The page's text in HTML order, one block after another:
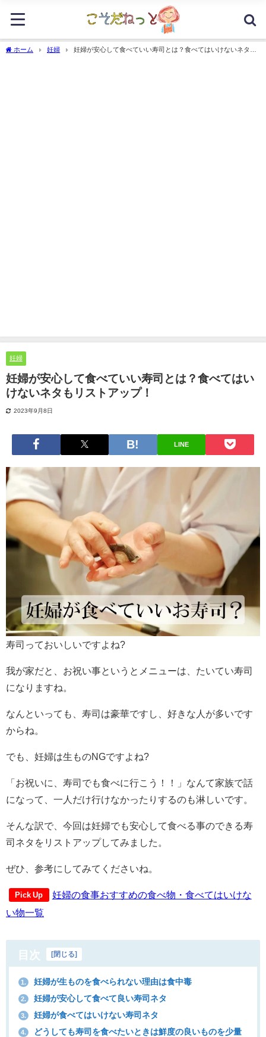
ホーム 妊婦
妊婦が安心して食べていい寿司とは？食べてはいけないネタも
妊婦
妊婦が安心して食べていい寿司とは？食べてはい
けないネタもリストアップ！
2023年9月8日
LINE
寿司っておいしいですよね?
我が家だと、お祝い事というとメニューは、たいてい寿司
になりますね。
なんといっても、寿司は豪華ですし、好きな人が多いです
からね。
でも、妊婦は生ものNGですよね?
「お祝いに、寿司でも食べに行こう！！」なんて家族で話
になって、一人だけ行けなかったりするのも淋しいです。
そんな訳で、今回は妊婦でも安心して食べる事のできる寿
司ネタをリストアップしてみました。
ぜひ、参考にしてみてくださいね。
Pick Up
妊婦の食事おすすめの食べ物・食べてはいけな
い物一覧
目次 [閉じる]
1. 妊婦が生ものを食べられない理由は食中毒
2. 妊婦が安心して食べて良い寿司ネタ
3. 妊婦が食べてはいけない寿司ネタ
4.
どうしても寿司を食べたいときは鮮度の良いものを少量